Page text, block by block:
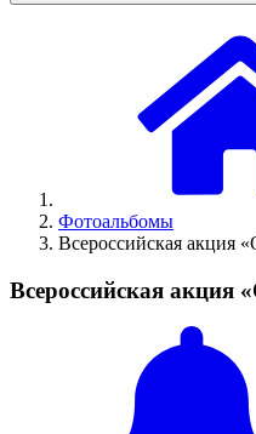
Фотоальбомы
Всероссийская
Всероссийская